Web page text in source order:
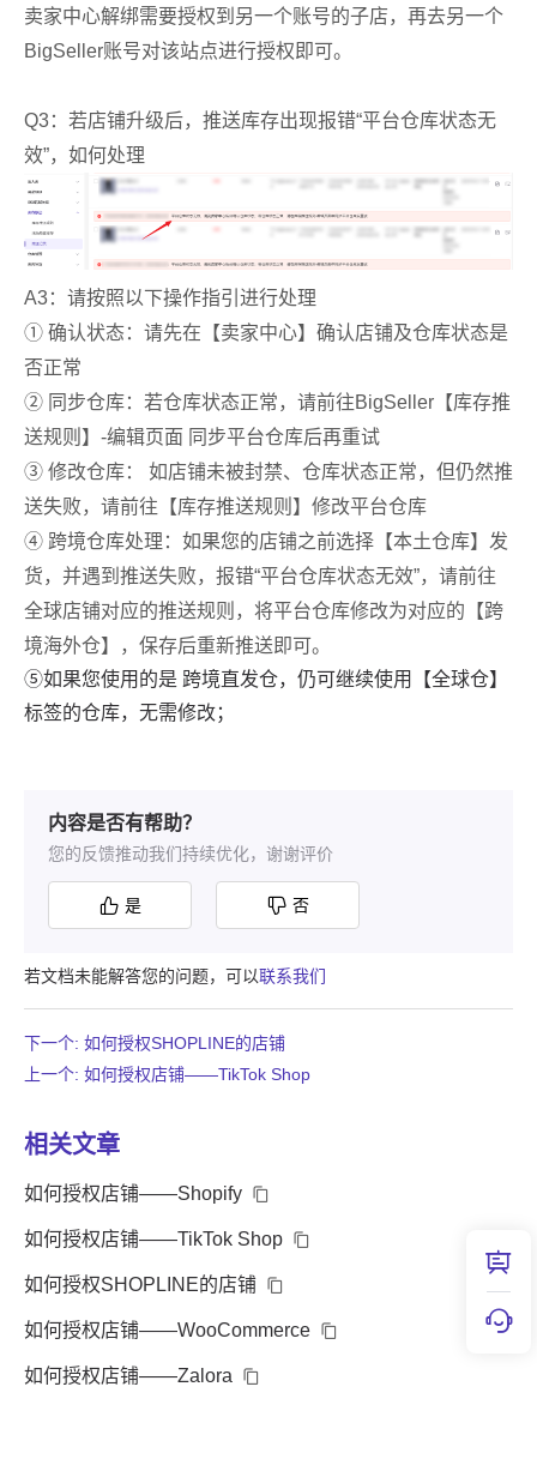
内容是否有帮助？
您的反馈推动我们持续优化，谢谢评价
是 否
若文档未能解答您的问题，可以联系我们
上一个: 如何授权店铺——TikTok Shop
下一个: 如何授权SHOPLINE的店铺
相关文章
如何授权店铺——Shopify
如何授权店铺——TikTok Shop
如何授权SHOPLINE的店铺
如何授权店铺——WooCommerce
如何授权店铺——Zalora